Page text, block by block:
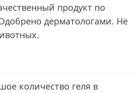
продукт по
дерматологами. Не
количество геля в